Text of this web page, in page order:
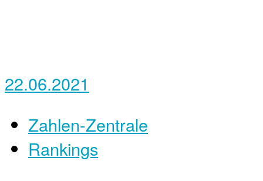
22.06.2021
Zahlen-Zentrale
Rankings